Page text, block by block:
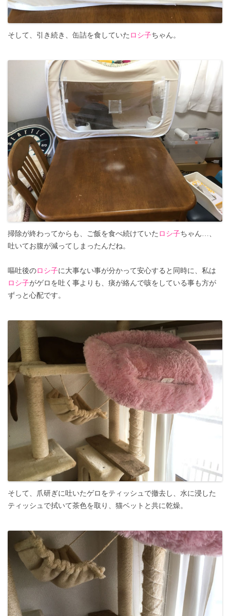
そして、引き続き、缶詰を食していた ロシ子ちゃん。
掃除が終わってからも、ご飯を食べ続けていた ロシ子ちゃん…、
吐いてお腹が減ってしまったんだね。
嘔吐後のロシ子に大事ない事が分かって安心すると同時に、私は
ロシ子がゲロを吐く事よりも、痰が絡んで咳をしている事も方が
ずっと心配です。
そして、爪研ぎに吐いたゲロをティッシュで撤去し、水に浸した
ティッシュで拭いて茶色を取り、猫ベットと共に乾燥。